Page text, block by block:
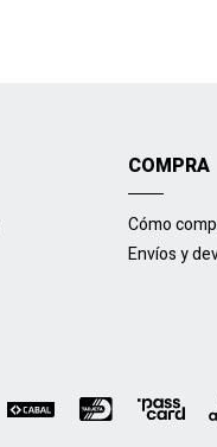
COMPRA
Cómo
Envíos y